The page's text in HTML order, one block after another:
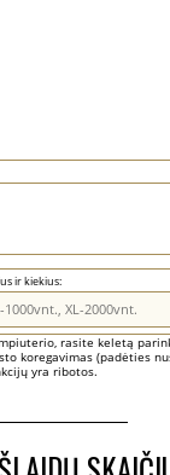
ir kiekius:
rasite keletą
koregavimas (padėties
yra ribotos.